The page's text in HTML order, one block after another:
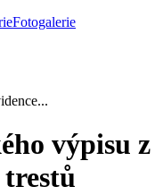
Fotogalerie
výpisu z